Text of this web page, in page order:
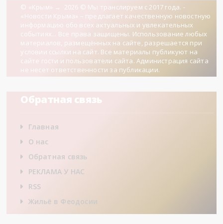
© «Крым» → 2026 © Мы транслируем с 2017 года. -
«Новости Крыма» – предлагает качественную новостную
информацию обо всех актуальных и увлекательных
событиях... Все права защищены. Использование любых
материалов, размещённых на сайте, разрешается при
условии ссылки на сайт. Все материалы публикуют на
сайте гости и пользователи сайта. Администрация сайта
не несет ответственности за публикации.
Обратная связь
Главная
О нас
Обратная связь
РЕКЛАМА У НАС
RSS
Жильё в Феодосии